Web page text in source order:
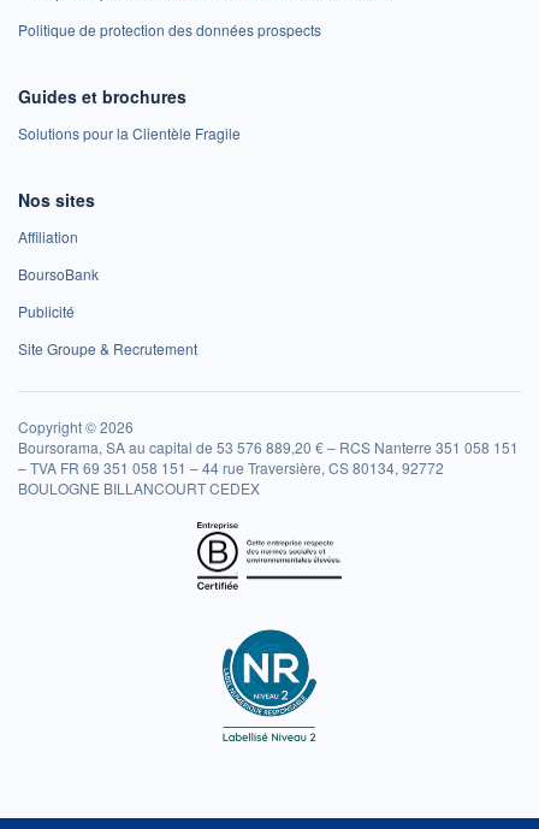
Politique de protection des données prospects
Guides et brochures
Solutions pour la Clientèle Fragile
Nos sites
Affiliation
BoursoBank
Publicité
Site Groupe & Recrutement
Copyright © 2026
Boursorama, SA au capital de 53 576 889,20 € – RCS Nanterre 351 058 151
– TVA FR 69 351 058 151 – 44 rue Traversière, CS 80134, 92772
BOULOGNE BILLANCOURT CEDEX